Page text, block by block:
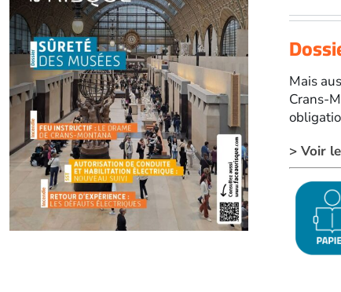
Mais
Crans-
> Voir